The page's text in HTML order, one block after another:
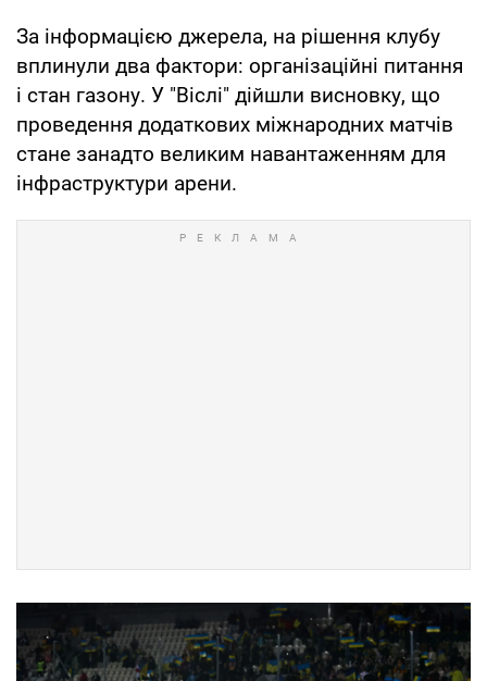
За інформацією джерела, на рішення клубу
вплинули два фактори: організаційні питання
і стан газону. У "Віслі" дійшли висновку, що
проведення додаткових міжнародних матчів
стане занадто великим навантаженням для
інфраструктури арени.